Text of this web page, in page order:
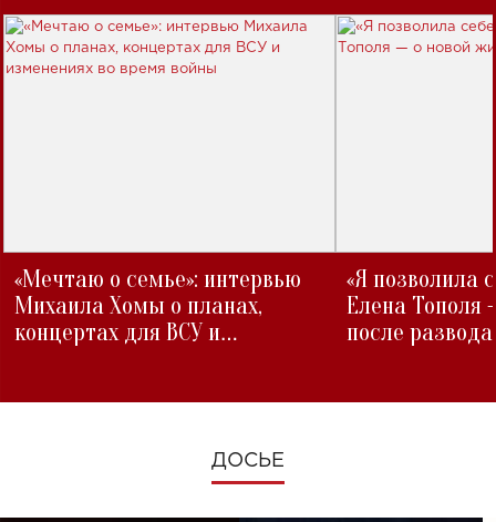
«Мечтаю о семье»: интервью
Михаила Хомы о планах,
концертах для ВСУ и
«Я позволила
Елена Тополя
после развода
ДОСЬЕ